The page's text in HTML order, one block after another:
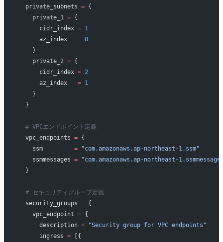
  private_subnets
= {
    private_1
= {
      cidr_index
= 1
      az_index
= 0
    }
    private_2
= {
      cidr_index
= 2
      az_index
= 1
    }
  }
  # VPCエンドポイント定義
  vpc_endpoints
= {
    ssm
= "com.amazonaws.ap-northeast-1.ssm"
    ssmmessages
= "com.amazonaws.ap-northeast-
  }
  # セキュリティグループ定義
  security_groups
= {
    vpc_endpoint
= {
      description
= "Security group for VPC endpoints"
      ingress
= [{